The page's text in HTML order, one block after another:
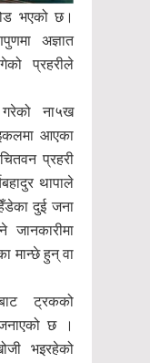
भएको छ।
अज्ञात
प्रहरीले
ना५ख
आएका
प्रहरी
थापाले
दुई जना
जानकारीमा
मान्छे हुन् वा
ट्रकको
छ ।
भइरहेको